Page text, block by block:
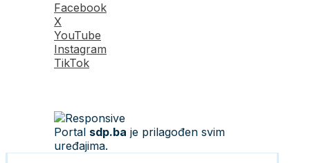
Facebook
X
YouTube
Instagram
TikTok
Portal sdp.ba je prilagođen svim
uređajima.